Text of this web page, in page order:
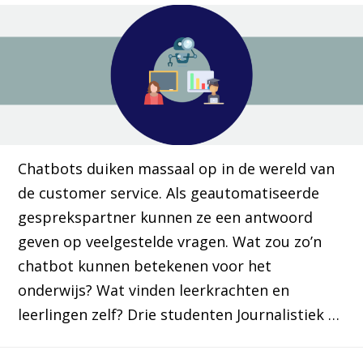
Chatbots duiken massaal op in de wereld van
de customer service. Als geautomatiseerde
gesprekspartner kunnen ze een antwoord
geven op veelgestelde vragen. Wat zou zo’n
chatbot kunnen betekenen voor het
onderwijs? Wat vinden leerkrachten en
leerlingen zelf? Drie studenten Journalistiek …